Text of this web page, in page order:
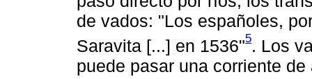
de vados: "Los españoles,
Saravita [...] en 1536"5. Los
puede pasar una corriente